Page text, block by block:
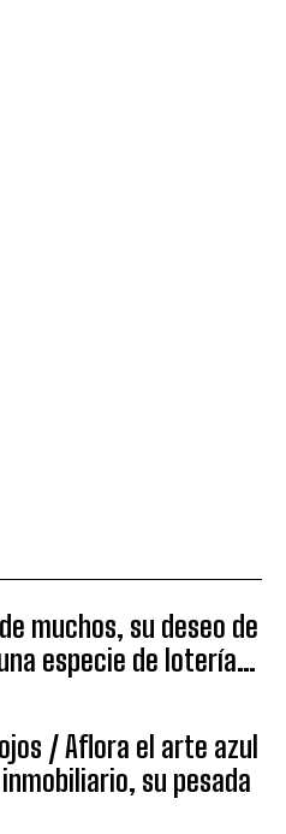
muchos, su deseo de
especie de lotería…
/ Aflora el arte azul
su pesada